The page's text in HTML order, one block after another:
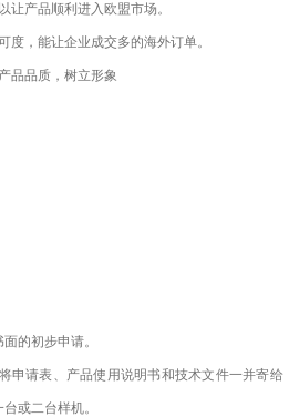
让产品顺利进入欧盟市场。
度，能让企业成交多的海外订单。
品品质，树立形象
的初步申请。
申请表、产品使用说明书和技术文件一并寄给
或二台样机。